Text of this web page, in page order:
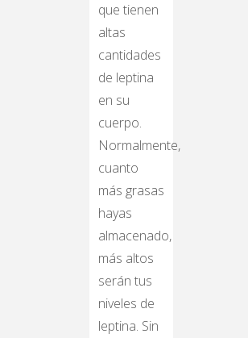
que tienen
altas
cantidades
de leptina
en su
cuerpo.
Normalmente,
cuanto
más grasas
hayas
almacenado,
más altos
serán tus
niveles de
leptina. Sin